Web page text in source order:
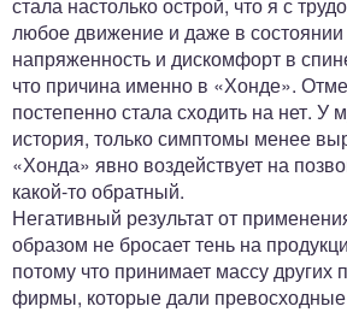
любое движение и даже в
напряженность и дискомфорт в
что причина именно в «Хонде».
постепенно стала сходить на нет. У
история, только симптомы менее
«Хонда» явно воздействует на
какой-то обратный.
Негативный результат от
образом не бросает тень на
потому что принимает массу других
фирмы, которые дали превосходные